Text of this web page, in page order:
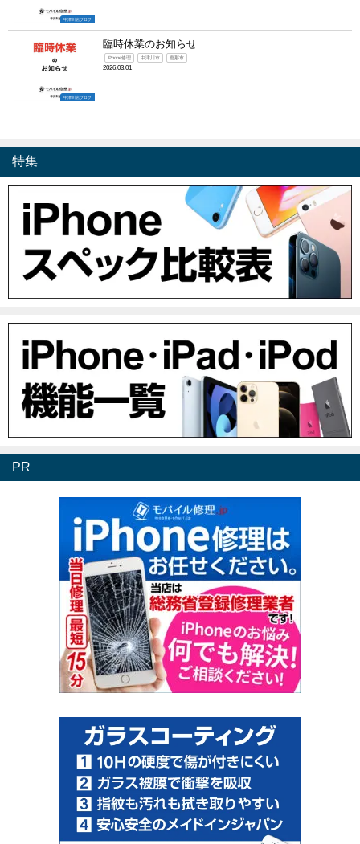
中津川店ブログ
中津川店ブログ
臨時休業のお知らせ
iPhone修理 中津川市 恵那市
2026.03.01
特集
PR